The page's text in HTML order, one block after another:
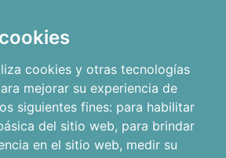
cookies y otras tecnologías
mejorar su experiencia de
siguientes fines: para habilitar
del sitio web, para brindar
en el sitio web, medir su